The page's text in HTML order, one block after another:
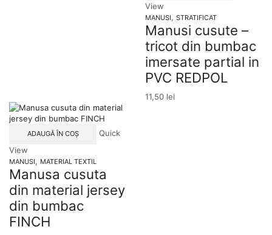
View
MANUSI, STRATIFICAT
Manusi cusute –
tricot din bumbac
imersate partial in
PVC REDPOL
11,50 lei
ADAUGĂ ÎN COȘ
Quick
View
MANUSI, MATERIAL TEXTIL
Manusa cusuta
din material jersey
din bumbac
FINCH